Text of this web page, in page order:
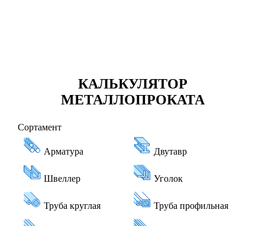
КАЛЬКУЛЯТОР
МЕТАЛЛОПРОКАТА